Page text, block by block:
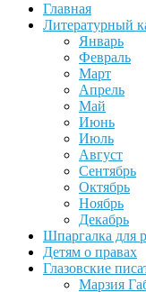
Главная
Литературный
Январь
Февраль
Март
Апрель
Май
Июнь
Июль
Август
Сентябрь
Октябрь
Ноябрь
Декабрь
Шпаргалка для
Детям о правах
Глазовские
Марзия